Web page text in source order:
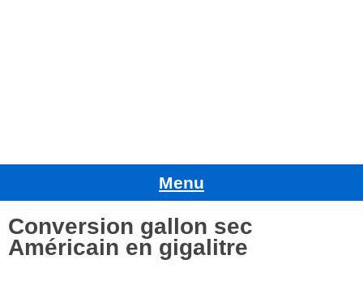
Menu
Conversion gallon sec
Américain en gigalitre